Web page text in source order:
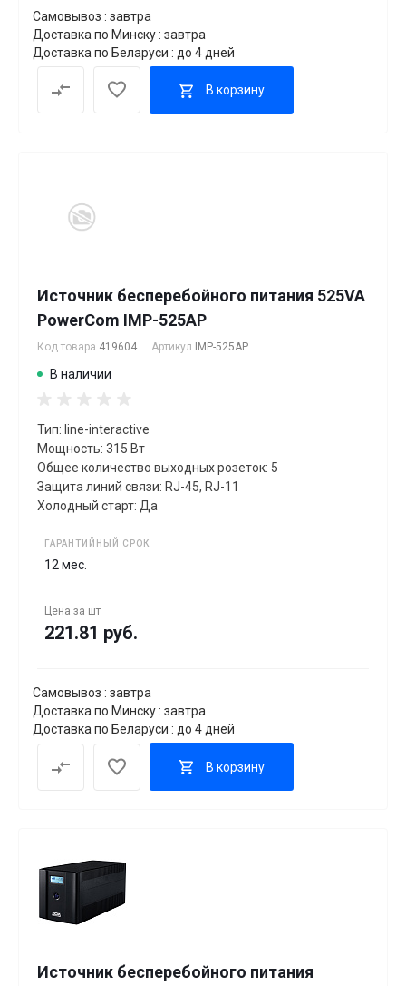
Самовывоз : завтра
Доставка по Минску : завтра
Доставка по Беларуси : до 4 дней
В корзину
Источник бесперебойного питания 525VA
PowerCom IMP-525AP
Код товара 419604 Артикул IMP-525AP
В наличии
Тип: line-interactive
Мощность: 315 Вт
Общее количество выходных розеток: 5
Защита линий связи: RJ-45, RJ-11
Холодный старт: Да
ГАРАНТИЙНЫЙ СРОК
12 мес.
Цена за шт
221.81 руб.
Самовывоз : завтра
Доставка по Минску : завтра
Доставка по Беларуси : до 4 дней
В корзину
Источник бесперебойного питания